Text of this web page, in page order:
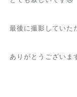
最後に撮影していた
ありがとうございま